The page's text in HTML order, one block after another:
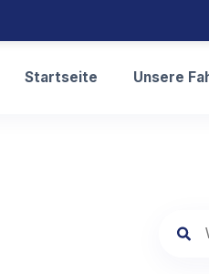
Startseite Unsere